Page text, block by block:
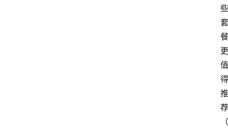
些
套
餐
更
值
得
推
荐
（